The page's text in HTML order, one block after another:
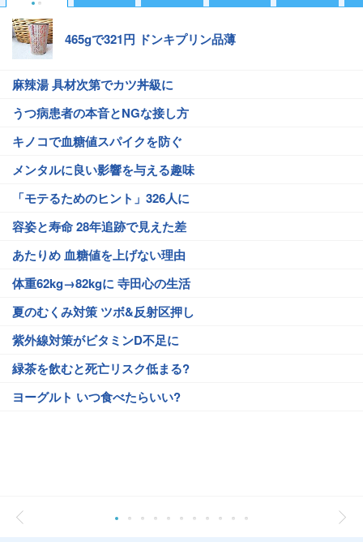
465gで321円 ドンキプリン品薄
麻辣湯 具材次第でカツ丼級に
うつ病患者の本音とNGな接し方
キノコで血糖値スパイクを防ぐ
メンタルに良い影響を与える趣味
「モテるためのヒント」326人に
容姿と寿命 28年追跡で見えた差
あたりめ 血糖値を上げない理由
体重62kg→82kgに 寺田心の生活
夏のむくみ対策 ツボ&反射区押し
紫外線対策がビタミンD不足に
緑茶を飲むと死亡リスク低まる?
ヨーグルト いつ食べたらいい?